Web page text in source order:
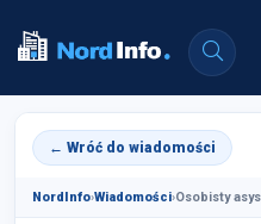
← Wróć do wiadomości
NordInfo›Wiadomości›Osobisty